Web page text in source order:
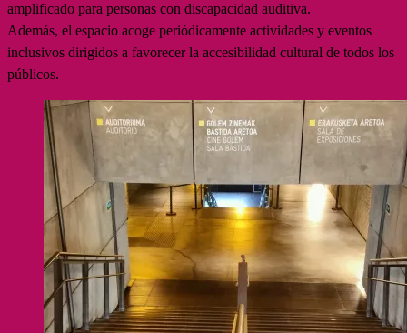
amplificado para personas con discapacidad auditiva.
Además, el espacio acoge periódicamente actividades y eventos
inclusivos dirigidos a favorecer la accesibilidad cultural de todos los
públicos.